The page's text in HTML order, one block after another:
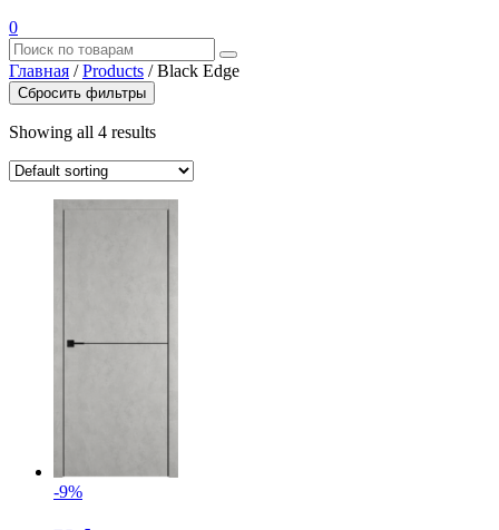
0
Главная /Products /Black Edge
Сбросить фильтры
Showing all 4 results
-9%